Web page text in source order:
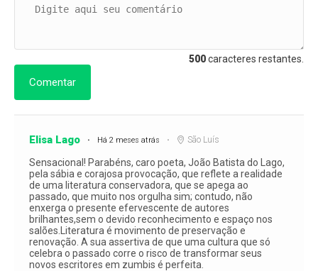
500caracteres restantes.
Comentar
Elisa Lago Há 2 meses atrás São Luís
Sensacional! Parabéns, caro poeta, João Batista do Lago,
pela sábia e corajosa provocação, que reflete a realidade
de uma literatura conservadora, que se apega ao
passado, que muito nos orgulha sim; contudo, não
enxerga o presente efervescente de autores
brilhantes,sem o devido reconhecimento e espaço nos
salões.Literatura é movimento de preservação e
renovação. A sua assertiva de que uma cultura que só
celebra o passado corre o risco de transformar seus
novos escritores em zumbis é perfeita.